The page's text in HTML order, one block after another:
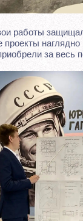
работы
наглядно
за весь